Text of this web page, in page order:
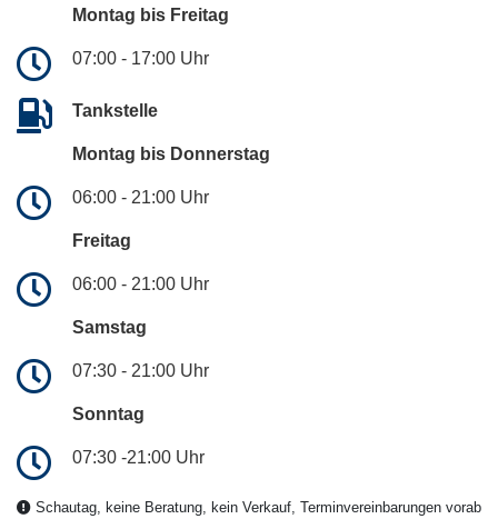
Montag bis Freitag
07:00 - 17:00 Uhr
Tankstelle
Montag bis Donnerstag
06:00 - 21:00 Uhr
Freitag
06:00 - 21:00 Uhr
Samstag
07:30 - 21:00 Uhr
Sonntag
07:30 -21:00 Uhr
Schautag, keine Beratung, kein Verkauf, Terminvereinbarungen vorab